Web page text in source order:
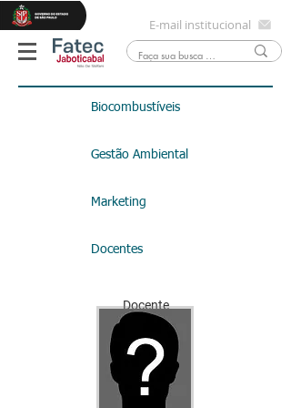
E-mail institucional
Biocombustíveis
Gestão Ambiental
Marketing
Docentes
Docente